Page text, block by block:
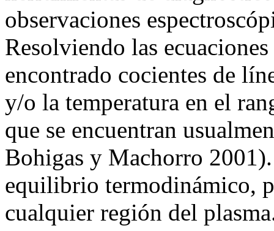
observaciones
Resolviendo las
encontrado cocientes de
y/o la temperatura en el
que se encuentran
Bohigas y Machorro
equilibrio termodinámico,
cualquier región del